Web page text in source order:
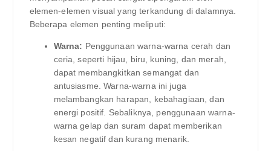
elemen-elemen visual yang terkandung di dalamnya.
Beberapa elemen penting meliputi:
Warna: Penggunaan warna-warna cerah dan
ceria, seperti hijau, biru, kuning, dan merah,
dapat membangkitkan semangat dan
antusiasme. Warna-warna ini juga
melambangkan harapan, kebahagiaan, dan
energi positif. Sebaliknya, penggunaan warna-
warna gelap dan suram dapat memberikan
kesan negatif dan kurang menarik.